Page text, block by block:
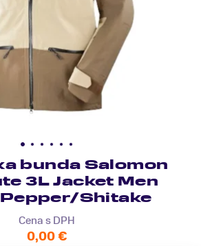
bunda Salomon
3L Jacket Men
Shitake
Cena s DPH
0,00 €